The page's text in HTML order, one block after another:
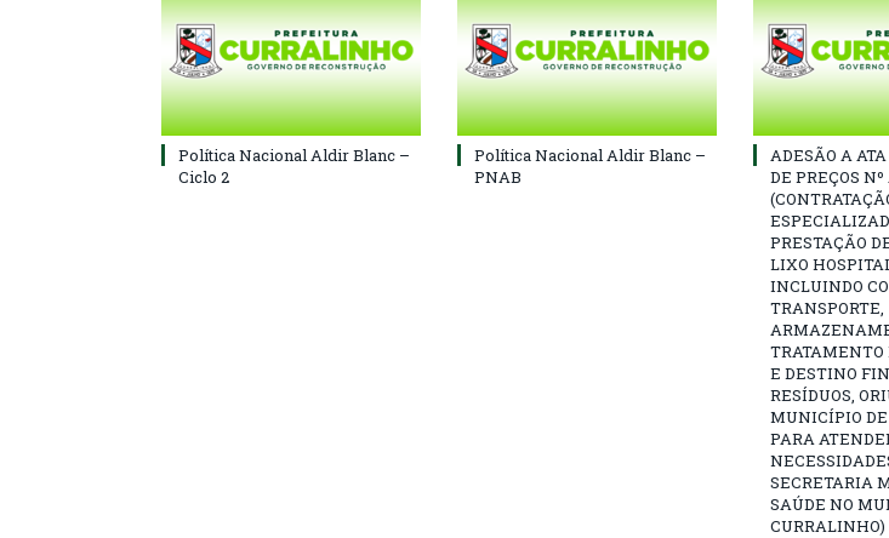
Política Nacional Aldir Blanc –
Ciclo 2
Política Nacional Aldir Blanc –
PNAB
ADESÃO A
DE PREÇOS
PRESTAÇÃO
LIXO
INCLUINDO
TRANSPORTE,
E DESTINO
RESÍDUOS,
MUNICÍPIO
PARA
SECRETARIA
SAÚDE NO
CURRALINHO)